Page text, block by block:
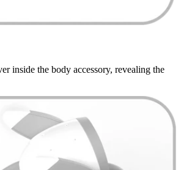
inside the body accessory, revealing the